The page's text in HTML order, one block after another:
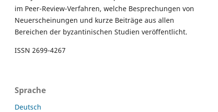
im Peer-Review-Verfahren, welche Besprechungen von
Neuerscheinungen und kurze Beiträge aus allen
Bereichen der byzantinischen Studien veröffentlicht.
ISSN 2699-4267
Sprache
Deutsch